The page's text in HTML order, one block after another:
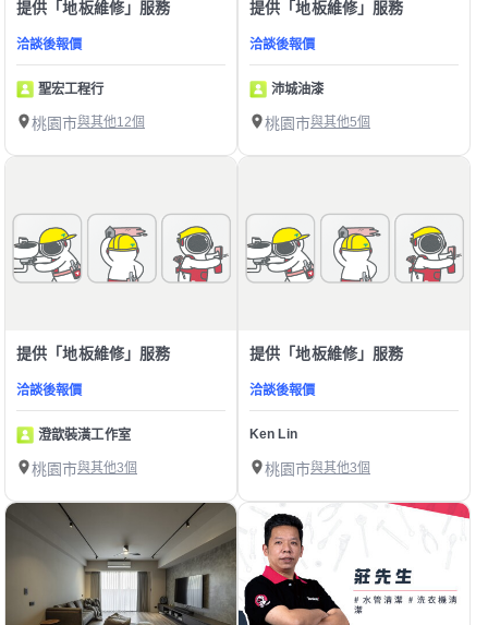
提供「地板維修」服務
洽談後報價
聖宏工程行
桃園市與其他12個
提供「地板維修」服務
洽談後報價
沛城油漆
桃園市與其他5個
提供「地板維修」服務
洽談後報價
澄歆裝潢工作室
桃園市與其他3個
提供「地板維修」服務
洽談後報價
Ken Lin
桃園市與其他3個